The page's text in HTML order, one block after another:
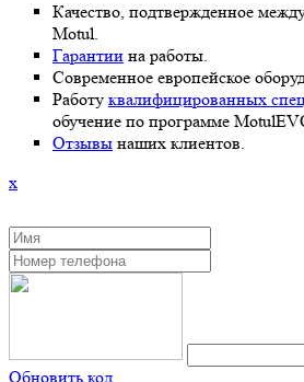
Качество, подтвержденное
Motul.
Гарантии на работы.
Современное европейское
Работу квалифицированных
обучение по программе
Отзывы наших клиентов.
x
Обновить код